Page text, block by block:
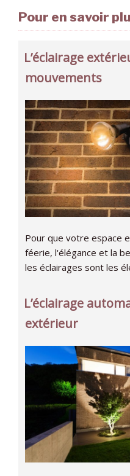
Pour en savoir
L’éclairage
mouvements
Pour que votre espace
féerie, l'élégance et la
les éclairages sont les
L’éclairage
extérieur